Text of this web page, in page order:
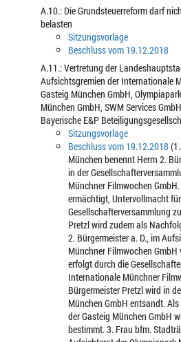
A.10.: Die Grundsteuerreform darf
belasten
Sitzungsvorlage
Beschluss vom 19.12.2018
A.11.: Vertretung der
Aufsichtsgremien der Internationale
Gasteig München GmbH,
München GmbH, SWM Services
Bayerische E&P
Sitzungsvorlage
Beschluss vom 19.12.2018
München benennt Herrn 2.
in der
Münchner Filmwochen
ermächtigt, Untervollmacht
Gesellschafterversammlung
Pretzl wird zudem als
2. Bürgermeister a. D., im
Münchner Filmwochen
erfolgt durch die
Internationale Münchner
Bürgermeister Pretzl wird in
München GmbH entsandt.
der Gasteig München GmbH
bestimmt. 3. Frau bfm.